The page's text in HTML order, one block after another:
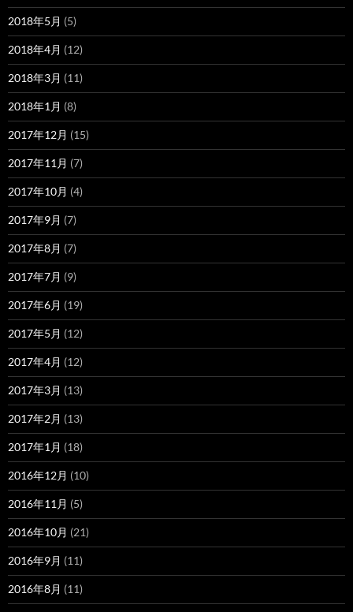
2018年5月 (5)
2018年4月 (12)
2018年3月 (11)
2018年1月 (8)
2017年12月 (15)
2017年11月 (7)
2017年10月 (4)
2017年9月 (7)
2017年8月 (7)
2017年7月 (9)
2017年6月 (19)
2017年5月 (12)
2017年4月 (12)
2017年3月 (13)
2017年2月 (13)
2017年1月 (18)
2016年12月 (10)
2016年11月 (5)
2016年10月 (21)
2016年9月 (11)
2016年8月 (11)